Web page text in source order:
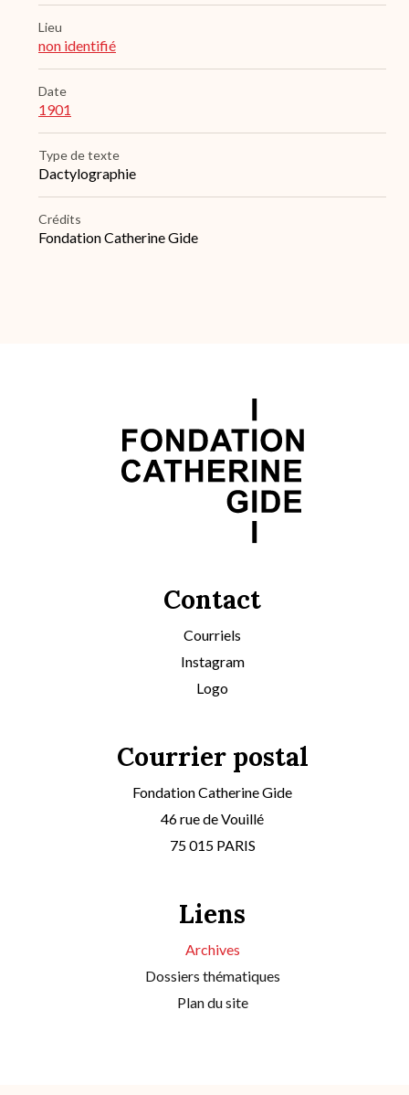
Lieu
non identifié
Date
1901
Type de texte
Dactylographie
Crédits
Fondation Catherine Gide
Contact
Courriels
Instagram
Logo
Courrier postal
Fondation Catherine Gide
46 rue de Vouillé
75 015 PARIS
Liens
Archives
Dossiers thématiques
Plan du site